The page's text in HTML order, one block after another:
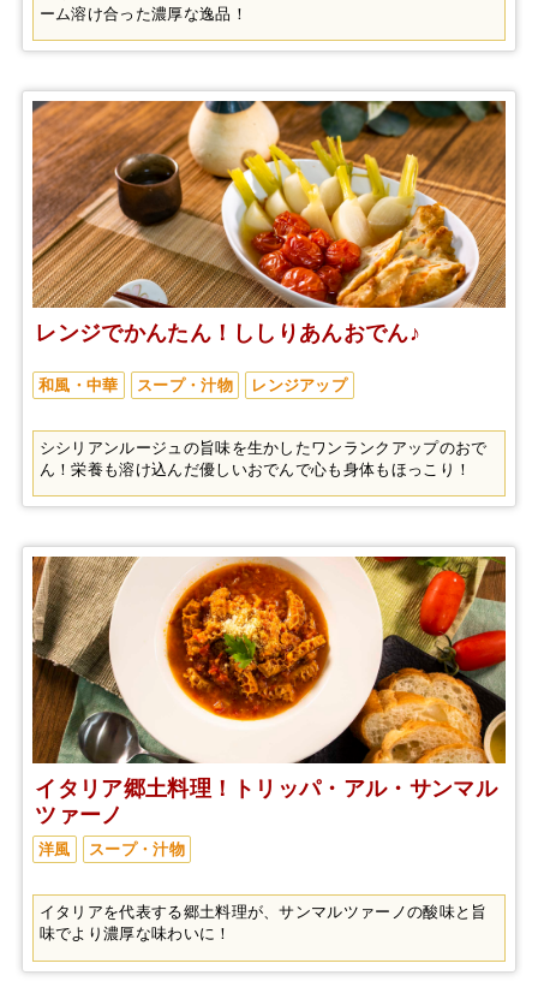
ーム溶け合った濃厚な逸品！
レンジでかんたん！ししりあんおでん♪
和風・中華 スープ・汁物 レンジアップ
シシリアンルージュの旨味を生かしたワンランクアップのおで
ん！栄養も溶け込んだ優しいおでんで心も身体もほっこり！
イタリア郷土料理！トリッパ・アル・サンマル
ツァーノ
洋風 スープ・汁物
イタリアを代表する郷土料理が、サンマルツァーノの酸味と旨
味でより濃厚な味わいに！